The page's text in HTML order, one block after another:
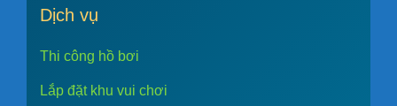
Dịch vụ
Thi công hồ bơi
Lắp đặt khu vui chơi